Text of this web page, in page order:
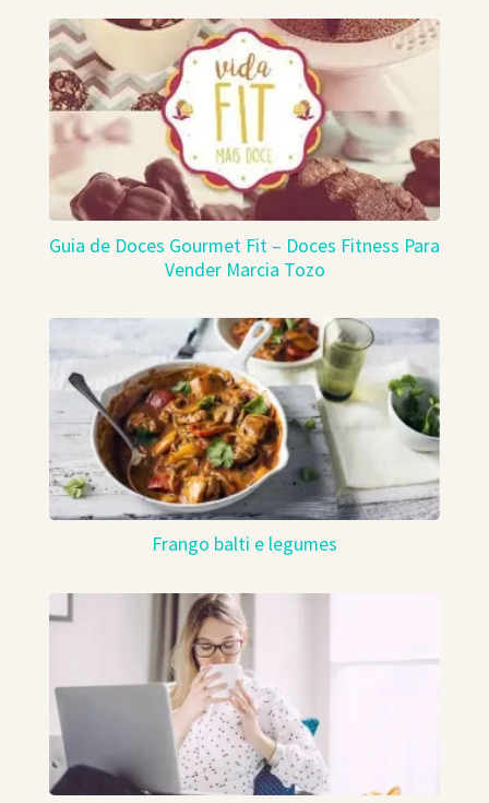
Guia de Doces Gourmet Fit – Doces Fitness Para
Vender Marcia Tozo
Frango balti e legumes